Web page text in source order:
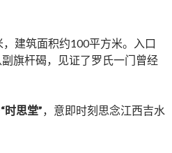
建筑面积约100平方米。入口
旗杆碣，见证了罗氏一门曾经
“时思堂”，意即时刻思念江西吉水